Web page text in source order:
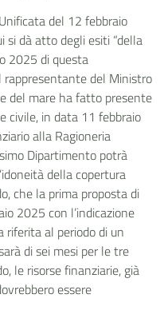
del 12 febbraio
si dà atto degli esiti “della
2025 di questa
rappresentante del Ministro
del mare ha fatto presente
civile, in data 11 febbraio
alla Ragioneria
Dipartimento potrà
della copertura
che la prima proposta di
2025 con l’indicazione
riferita al periodo di un
di sei mesi per le tre
le risorse finanziarie, già
essere